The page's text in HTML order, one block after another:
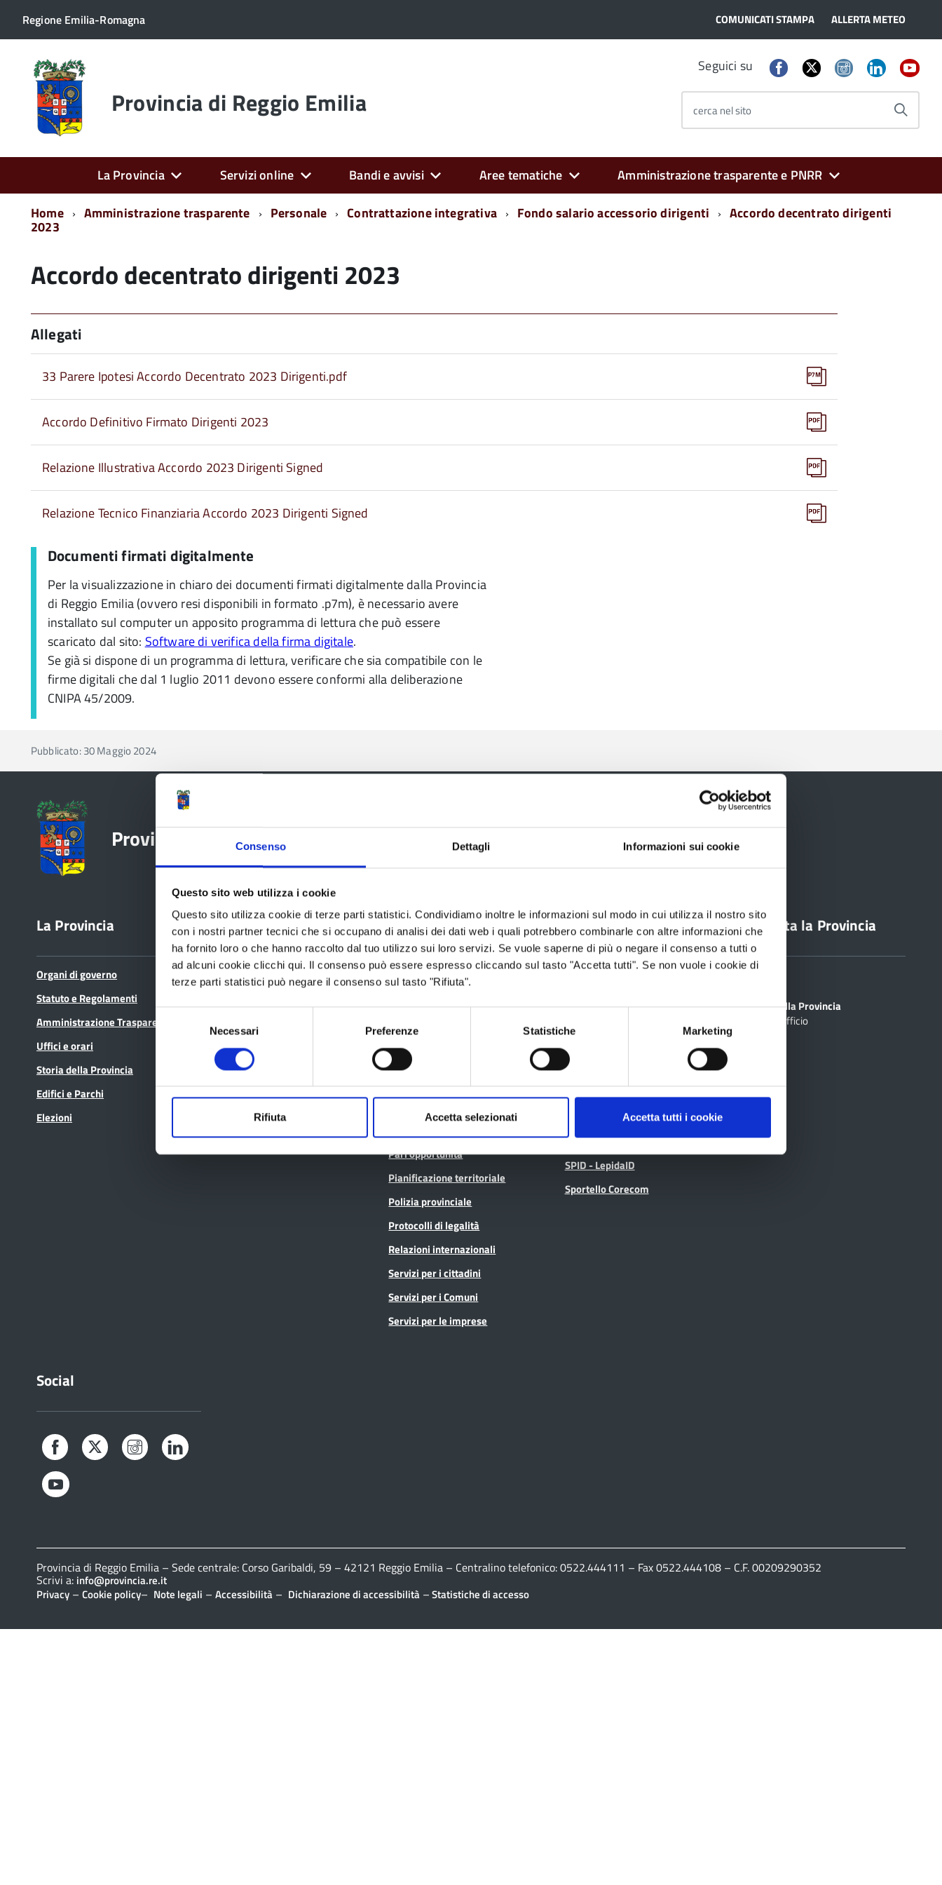
Consenso Dettagli Informazioni sui cookie
Questo sito web utilizza i cookie
Questo sito utilizza cookie di terze parti statistici. Condividiamo inoltre le informazioni sul modo in cui utilizza il nostro sito
con i nostri partner tecnici che si occupano di analisi dei dati web i quali potrebbero combinarle con altre informazioni che
ha fornito loro o che hanno raccolto dal tuo utilizzo sui loro servizi. Se vuole saperne di più o negare il consenso a tutti o
ad alcuni cookie clicchi qui. Il consenso può essere espresso cliccando sul tasto "Accetta tutti". Se non vuole i cookie di
terze parti statistici può negare il consenso sul tasto "Rifiuta".
del
Necessari Preferenze Statistiche Marketing
Rifiuta Accetta selezionati Accetta tutti i cookie
Regione Emilia-Romagna COMUNICATI STAMPA ALLERTA METEO
Torna
alla
home
page Provincia di Reggio Emilia
Seguici su
cerca nel sito
La Provincia Servizi online Bandi e avvisi Aree tematiche
Amministrazione trasparente e PNRR
Home
Amministrazione trasparente Personale Contrattazione integrativa Fondo salario accessorio dirigenti Accordo decentrato dirigenti
2023
Accordo decentrato dirigenti 2023
Allegati
33 Parere Ipotesi Accordo Decentrato 2023 Dirigenti.pdf
Accordo Definitivo Firmato Dirigenti 2023
Relazione Illustrativa Accordo 2023 Dirigenti Signed
Relazione Tecnico Finanziaria Accordo 2023 Dirigenti Signed
Documenti firmati digitalmente
Per la visualizzazione in chiaro dei documenti firmati digitalmente dalla Provincia
di Reggio Emilia (ovvero resi disponibili in formato .p7m), è necessario avere
installato sul computer un apposito programma di lettura che può essere
scaricato dal sito: Software di verifica della firma digitale.
Se già si dispone di un programma di lettura, verificare che sia compatibile con le
firme digitali che dal 1 luglio 2011 devono essere conformi alla deliberazione
CNIPA 45/2009.
Pubblicato: 30 Maggio 2024
Provincia di Reggio Emilia
La Provincia
Organi di governo
Statuto e Regolamenti
Amministrazione Trasparente
Uffici e orari
Storia della Provincia
Edifici e Parchi
Elezioni
Bandi e avvisi
Bandi di gara
In scadenza
Aree tematiche
Archivio
Sanitaria (CTSS)
Infrastrutture, mobilità e trasporti
Istruzione
Pari opportunità
Pianificazione territoriale
Polizia provinciale
Protocolli di legalità
Relazioni internazionali
Servizi per i cittadini
Servizi per i Comuni
Servizi per le imprese
Servizi online
Albo fornitori
Consulta gli atti
Geoportale cartografico
Lavoro per te
Pagamenti
SPID - LepidaID
Sportello Corecom
Contatta la Provincia
Scrivi alla Provincia
Cerca Ufficio
Social
Facebook Twitter Instagram
Provincia di Reggio Emilia – Sede centrale: Corso Garibaldi, 59 – 42121 Reggio Emilia – Centralino telefonico: 0522.444111 – Fax 0522.444108 – C.F. 00209290352
Scrivi a: info@provincia.re.it
Privacy – Cookie policy– Note legali – Accessibilità – Dichiarazione di accessibilità –Statistiche di accesso